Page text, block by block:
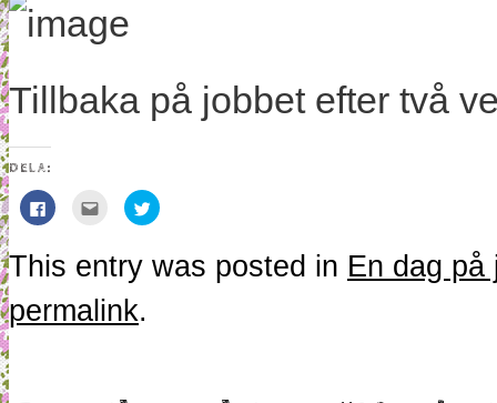
Tillbaka på jobbet efter två
DELA:
Klicka
för
på
Facebook
ett
nytt
Klicka
detta
till
vän
(Öppnas
i
Klicka
för
på
Twitter
This entry was posted in En dag på
permalink.